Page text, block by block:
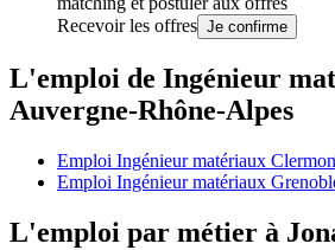
Recevoir les offres Je confirme
L'emploi de Ingénieur
Auvergne-Rhône-Alpes
Emploi Ingénieur matériaux
Emploi Ingénieur matériaux
L'emploi par métier à